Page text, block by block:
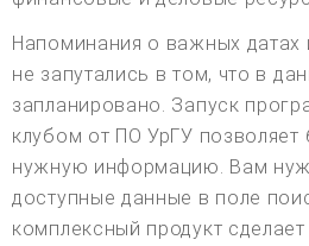
Напоминания о важных датах
не запутались в том, что в
запланировано. Запуск
клубом от ПО УрГУ позволяет
нужную информацию. Вам
доступные данные в поле
комплексный продукт